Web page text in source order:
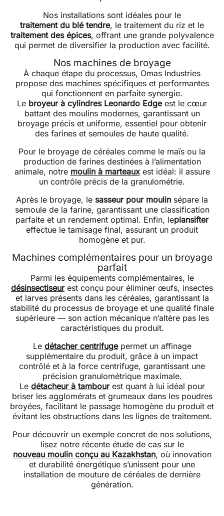
Nos installations sont idéales pour le
traitement du blé tendre, le traitement du riz et le
traitement des épices, offrant une grande polyvalence
qui permet de diversifier la production avec facilité.
Nos machines de broyage
À chaque étape du processus, Omas Industries
propose des machines spécifiques et performantes
qui fonctionnent en parfaite synergie.
Le broyeur à cylindresLeonardo Edgeest le cœur
battant des moulins modernes, garantissant un
broyage précis et uniforme, essentiel pour obtenir
des farines et semoules de haute qualité.
Pour le broyage de céréales comme le maïs ou la
production de farines destinées à l’alimentation
animale, notre moulin à marteauxest idéal: il assure
un contrôle précis de la granulométrie.
Après le broyage, le sasseur pour moulin sépare la
semoule de la farine, garantissant une classification
parfaite et un rendement optimal. Enfin, leplansifter
effectue le tamisage final, assurant un produit
homogène et pur.
Machines complémentaires pour un broyage
parfait
Parmi les équipements complémentaires, le
désinsectiseurest conçu pour éliminer œufs, insectes
et larves présents dans les céréales, garantissant la
stabilité du processus de broyage et une qualité finale
supérieure — son action mécanique n’altère pas les
caractéristiques du produit.
Le détacher centrifugepermet un affinage
supplémentaire du produit, grâce à un impact
contrôlé et à la force centrifuge, garantissant une
précision granulométrique maximale.
Le détacheur à tambourest quant à lui idéal pour
briser les agglomérats et grumeaux dans les poudres
broyées, facilitant le passage homogène du produit et
évitant les obstructions dans les lignes de traitement.
Pour découvrir un exemple concret de nos solutions,
lisez notre récente étude de cas sur le
nouveau moulin conçu au Kazakhstan, où innovation
et durabilité énergétique s’unissent pour une
installation de mouture de céréales de dernière
génération.